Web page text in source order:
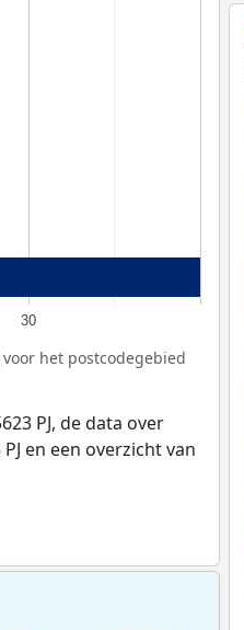
30
voor het postcodegebied
PJ, de data over
en een overzicht van